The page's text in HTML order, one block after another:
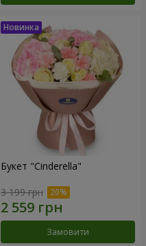
Букет "Cinderella"
3 199 грн
Замовити